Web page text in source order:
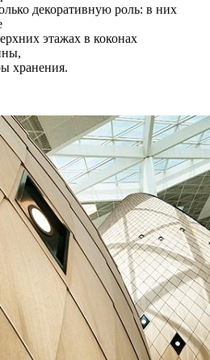
декоративную роль: в них
этажах в коконах
хранения.